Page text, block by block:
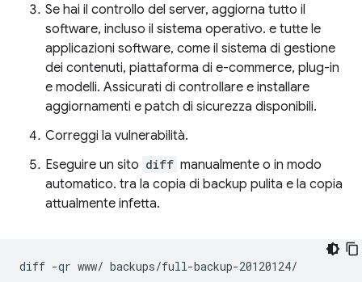
Se hai il controllo del server, aggiorna tutto il
software, incluso il sistema operativo. e tutte le
applicazioni software, come il sistema di gestione
dei contenuti, piattaforma di e-commerce, plug-in
e modelli. Assicurati di controllare e installare
aggiornamenti e patch di sicurezza disponibili.
Correggi la vulnerabilità.
Eseguire un sito diff manualmente o in modo
automatico. tra la copia di backup pulita e la copia
attualmente infetta.
diff -qr www/